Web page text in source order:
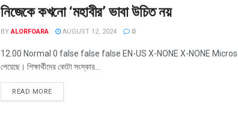
নিজেকে কখনো ‘মহাবীর’ ভাবা উচিত নয়
BY ALORFOARA AUGUST 12, 2024 0
12.00 Normal 0 false false false EN-US X-NONE X-NONE
পেয়েছে। শিক্ষার্থীদের কোটা সংস্কার...
READ MORE